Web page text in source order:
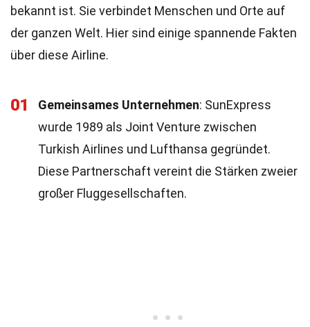
bekannt ist. Sie verbindet Menschen und Orte auf
der ganzen Welt. Hier sind einige spannende Fakten
über diese Airline.
01 Gemeinsames Unternehmen: SunExpress
wurde 1989 als Joint Venture zwischen
Turkish Airlines und Lufthansa gegründet.
Diese Partnerschaft vereint die Stärken zweier
großer Fluggesellschaften.